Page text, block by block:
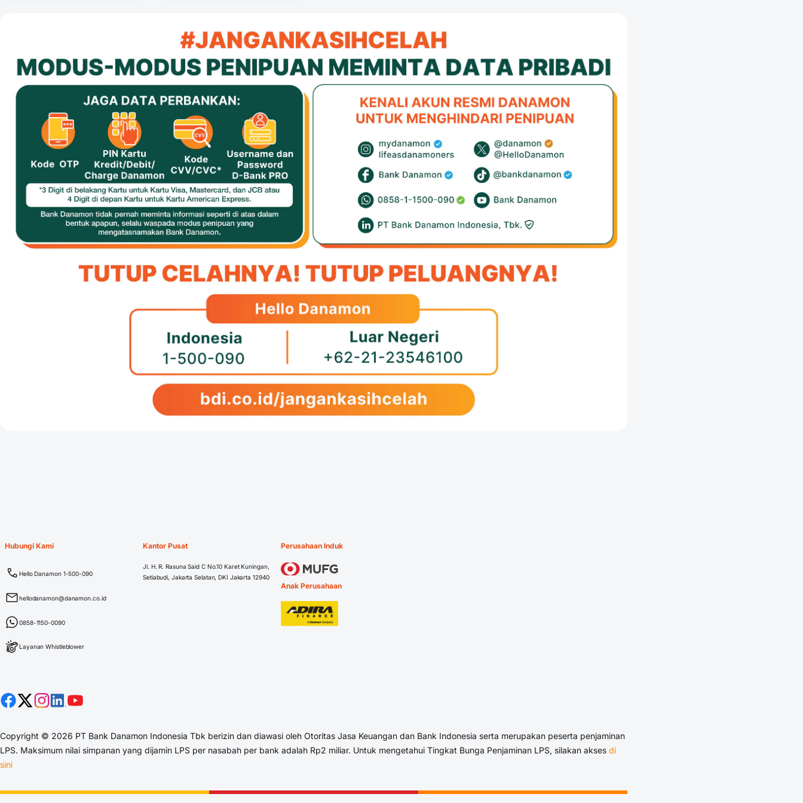
Hubungi Kami
Hello Danamon 1-500-090
hellodanamon@danamon.co.id
0858-1150-0090
Layanan Whistleblower
Kantor Pusat
Jl. H. R. Rasuna Said C No.10 Karet Kuningan,
Setiabudi, Jakarta Selatan, DKI Jakarta 12940
Perusahaan Induk
Anak Perusahaan
Copyright © 2026 PT Bank Danamon Indonesia Tbk berizin dan diawasi oleh Otoritas Jasa Keuangan dan Bank Indonesia serta merupakan peserta penjaminan
LPS. Maksimum nilai simpanan yang dijamin LPS per nasabah per bank adalah Rp2 miliar. Untuk mengetahui Tingkat Bunga Penjaminan LPS, silakan akses di
sini